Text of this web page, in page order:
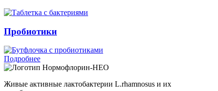
Пробиотики
Подробнее
Нормофлорин-НЕО
Живые активные лактобактерии L.rhamnosus и их